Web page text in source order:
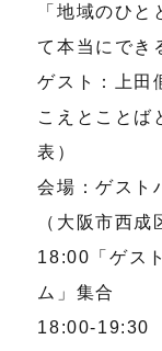
「地域のひ
て本当にでき
ゲスト：上田
こえとことば
表）
会場：ゲスト
（大阪市西成
18:00「ゲス
ム」集合
18:00-19:30